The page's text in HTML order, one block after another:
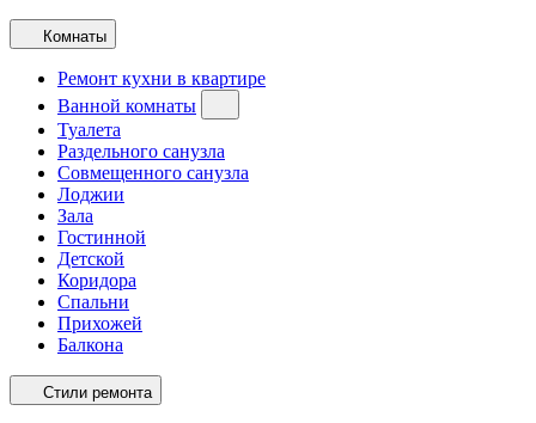
Комнаты
Ремонт кухни в квартире
Ванной комнаты
Туалета
Раздельного санузла
Совмещенного санузла
Лоджии
Зала
Гостинной
Детской
Коридора
Спальни
Прихожей
Балкона
Стили ремонта